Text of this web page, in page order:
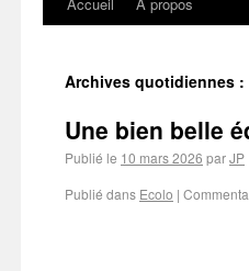
Archives quotidiennes :
Une bien belle
Publié le 10 mars 2026 parJP
Publié dans Ecolo |